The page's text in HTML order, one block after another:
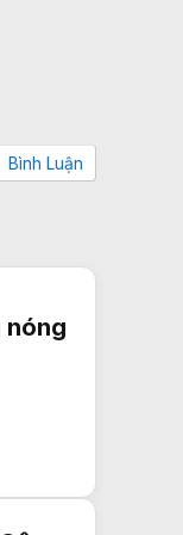
Bình Luận
nóng